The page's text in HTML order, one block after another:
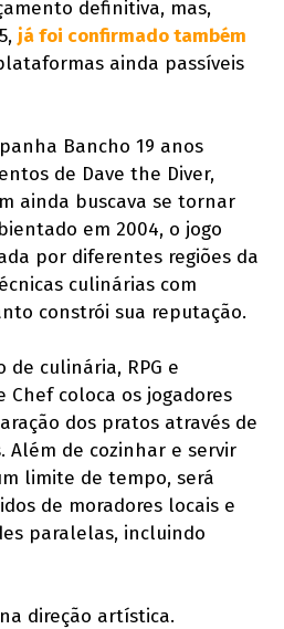
definitiva, mas,
já foi confirmado também
ainda passíveis
Bancho 19 anos
de Dave the Diver,
ainda buscava se tornar
em 2004, o jogo
por diferentes regiões da
culinárias com
constrói sua reputação.
de culinária, RPG e
coloca os jogadores
dos pratos através de
Além de cozinhar e servir
limite de tempo, será
de moradores locais e
paralelas, incluindo
direção artística.